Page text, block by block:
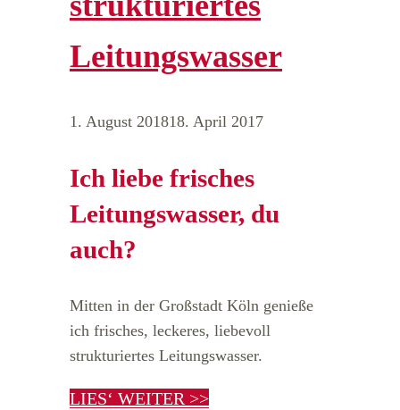
Leitungswasser
1. August 201818. April 2017
Ich liebe frisches
Leitungswasser, du
auch?
Mitten in der Großstadt Köln genieße
ich frisches, leckeres, liebevoll
strukturiertes Leitungswasser.
LIES‘ WEITER >>